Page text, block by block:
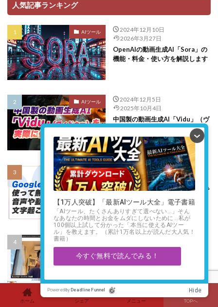
人気記事ランキング
AIツール
2024年12月10日
2026年3月27日
OpenAIの動画生成AI「Sora」の
機能・料金・使い方を解説します
AIツール
2024年12月5日
2025年10月4日
中国製の動画生成AI「Vidu」（ヴ
ィドゥー）を実際に使ってみた感
想
Gemini
2024年10月29日
2025年4月30日
Google AI Studioを使って無料で
音声や動画を文字起こしする方法
2024年7月23日
StreamYard（ストリームヤー
ホーム シェア メニュー TOPへ